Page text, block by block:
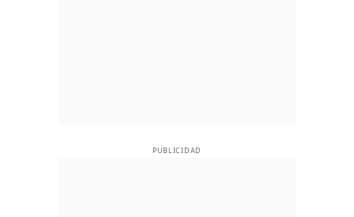
PUBLICIDAD